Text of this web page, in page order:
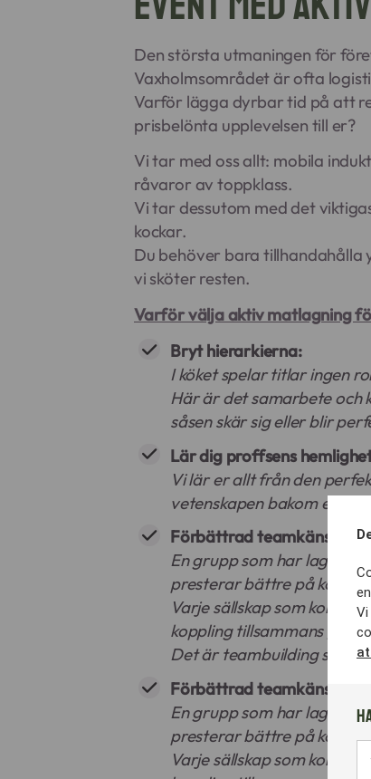
Den största utmaningen för
Vaxholmsområdet är ofta
Varför lägga dyrbar tid på att
prisbelönta upplevelsen till er?
Vi tar med oss allt: mobila
råvaror av toppklass.
Vi tar dessutom med det
kockar.
Du behöver bara tillhandahålla
vi sköter resten.
Varför välja aktiv matlagning
Bryt hierarkierna:
I köket spelar titlar ingen
Här är det samarbete och
såsen skär sig eller blir
Lär dig proffsens
Vi lär er allt från den
vetenskapen bakom en
Förbättrad teamkänsla/
En grupp som har lagat
presterar bättre på
Varje sällskap som
koppling tillsammans
Det är teambuilding som
Förbättrad teamkänsla/
En grupp som har lagat
presterar bättre på
Varje sällskap som
Vi